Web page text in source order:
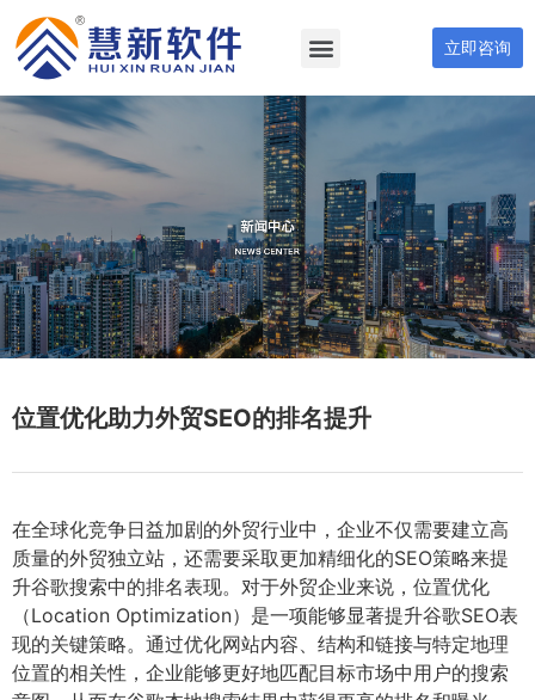
立即咨询
位置优化助力外贸SEO的排名提升
在全球化竞争日益加剧的外贸行业中，企业不仅需要建立高
质量的外贸独立站，还需要采取更加精细化的SEO策略来提
升谷歌搜索中的排名表现。对于外贸企业来说，位置优化
（Location Optimization）是一项能够显著提升谷歌SEO表
现的关键策略。通过优化网站内容、结构和链接与特定地理
位置的相关性，企业能够更好地匹配目标市场中用户的搜索